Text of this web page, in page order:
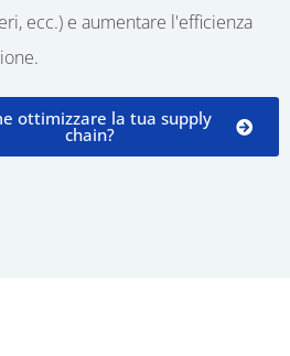
ecc.) e aumentare l'efficienza
ottimizzare la tua supply
chain?